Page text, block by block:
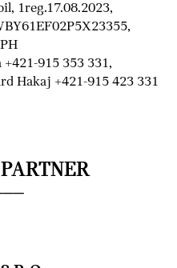
1reg.17.08.2023,
915 353 331,
Hakaj +421-915 423 331